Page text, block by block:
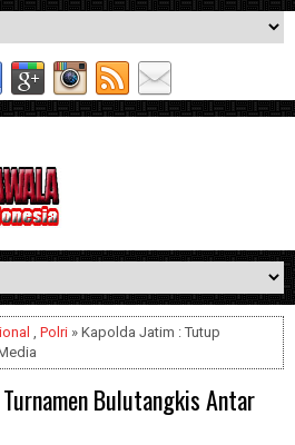
, Polri » Kapolda Jatim : Tutup
Bulutangkis Antar